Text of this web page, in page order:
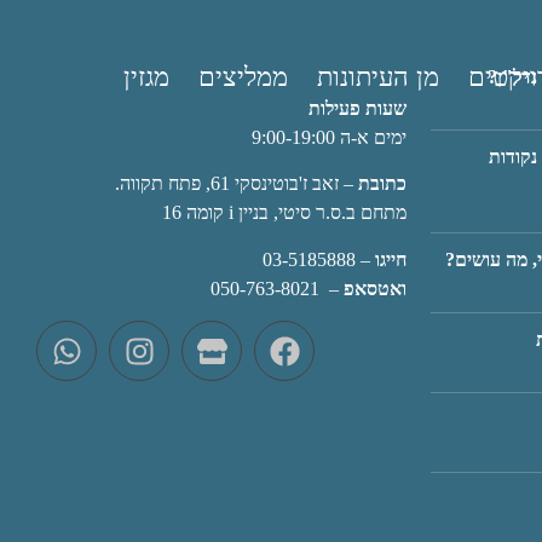
מן העיתונות ממליצים
מגזין
עורך דין דיירים פרויקט פינוי בינוי, 6 נקודות
מה עושים?
שעות פעילות
ימים א-ה 9:00-19:00
כתובת – זאב ז'בוטינסקי 61, פתח תקווה.
מתחם ב.ס.ר סיטי, בניין i קומה 16
חייגו –
03-5185888
ואטסאפ –
050-763-8021